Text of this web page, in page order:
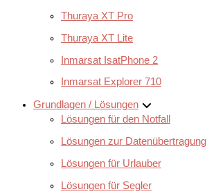
Thuraya XT Pro
Thuraya XT Lite
Inmarsat IsatPhone 2
Inmarsat Explorer 710
Grundlagen / Lösungen
Lösungen für den Notfall
Lösungen zur Datenübertragung
Lösungen für Urlauber
Lösungen für Segler